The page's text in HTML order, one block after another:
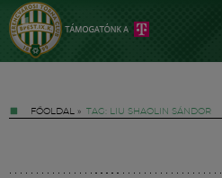
FŐOLDAL » TAG: LIU SHAOLIN SÁNDOR